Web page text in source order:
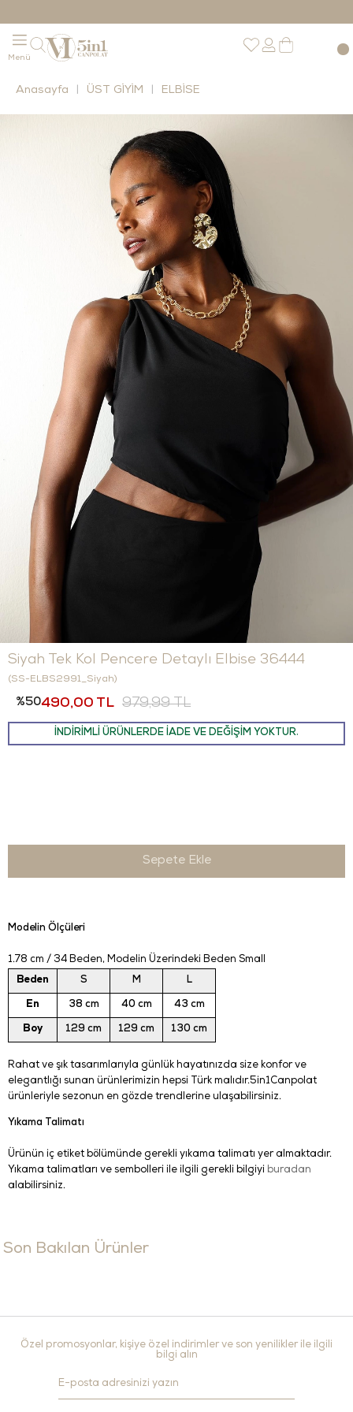
Anasayfa ÜST GİYİM ELBİSE
Siyah Tek Kol Pencere Detaylı Elbise 36444
(SS-ELBS2991_Siyah)
50 979,99 TL
490,00 TL
İNDİRİMLİ ÜRÜNLERDE İADE VE DEĞİŞİM YOKTUR.
Modelin Ölçüleri
1.78 cm / 34 Beden, Modelin Üzerindeki Beden Small
Beden
S M L
En 38 cm 40 cm 43 cm
Boy 129 cm 129 cm 130 cm
Rahat ve şık tasarımlarıyla günlük hayatınızda size konfor ve
elegantlığı sunan ürünlerimizin hepsi Türk malıdır.5in1Canpolat
ürünleriyle sezonun en gözde trendlerine ulaşabilirsiniz.
Yıkama Talimatı
Ürünün iç etiket bölümünde gerekli yıkama talimatı yer almaktadır.
Yıkama talimatları ve sembolleri ile ilgili gerekli bilgiyi buradan
alabilirsiniz.
Son Bakılan Ürünler
Özel promosyonlar, kişiye özel indirimler ve son yenilikler ile ilgili
bilgi alın